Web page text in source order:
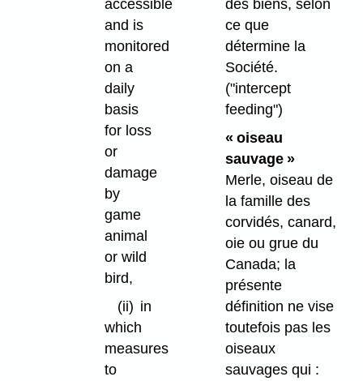
accessible
and is
monitored
on a
daily
basis
for loss
or
damage
by
game
animal
or wild
bird,
(ii) in
which
measures
to
des biens, selon
ce que
détermine la
Société.
("intercept
feeding")
« oiseau
sauvage »
Merle, oiseau de
la famille des
corvidés, canard,
oie ou grue du
Canada; la
présente
définition ne vise
toutefois pas les
oiseaux
sauvages qui :